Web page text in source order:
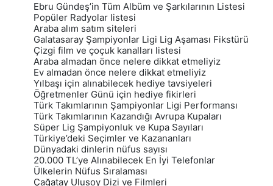
Ebru Gündeş’in Tüm Albüm ve Şarkılarının Listesi
Popüler Radyolar listesi
Araba alım satım siteleri
Galatasaray Şampiyonlar Ligi Lig Aşaması Fikstürü
Çizgi film ve çoçuk kanalları listesi
Araba almadan önce nelere dikkat etmeliyiz
Ev almadan önce nelere dikkat etmeliyiz
Yılbaşı için alınabilecek hediye tavsiyeleri
Öğretmenler Günü için hediye fikirleri
Türk Takımlarının Şampiyonlar Ligi Performansı
Türk Takımlarının Kazandığı Avrupa Kupaları
Süper Lig Şampiyonluk ve Kupa Sayıları
Türkiye’deki Seçimler ve Kazananları
Dünyadaki dinlerin nüfus sayısı
20.000 TL’ye Alınabilecek En İyi Telefonlar
Ülkelerin Nüfus Sıralaması
Çağatay Ulusoy Dizi ve Filmleri